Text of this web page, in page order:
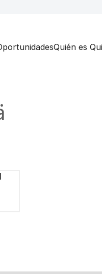
Quién es